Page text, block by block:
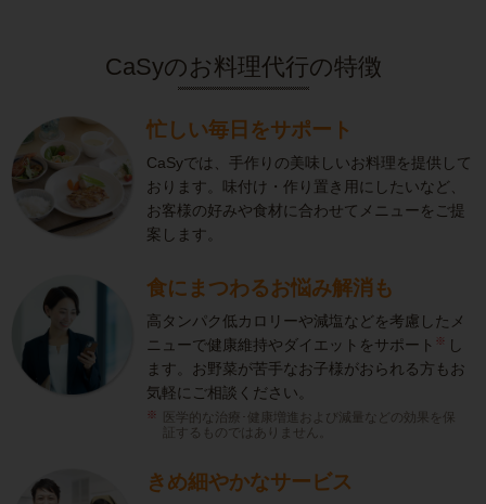
CaSyのお料理代行の特徴
忙しい毎日をサポート
CaSyでは、手作りの美味しいお料理を提供して
おります。味付け・作り置き用にしたいなど、
お客様の好みや食材に合わせてメニューをご提
案します。
食にまつわるお悩み解消も
高タンパク低カロリーや減塩などを考慮したメ
ニューで健康維持やダイエットをサポート ※ し
ます。お野菜が苦手なお子様がおられる方もお
気軽にご相談ください。
医学的な治療･健康増進および減量などの効果を保
証するものではありません。
きめ細やかなサービス